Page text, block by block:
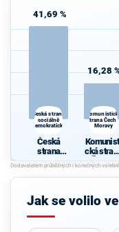
41,69 %
Česká strana
sociálně
demokratická
Česká
strana
sociálně
demokrati
cká
16,28
Komunistická
strana Čech
Moravy
cká
Čech a
Moravy
Jak se volilo